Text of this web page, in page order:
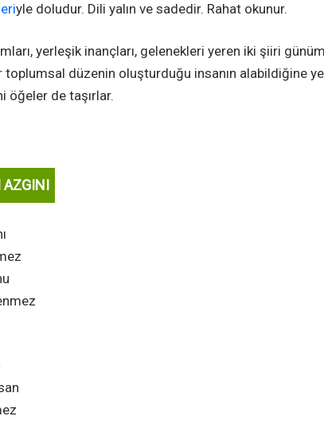
yle doludur. Dili yalın ve sadedir. Rahat okunur.
yerleşik inançları, gelenekleri yeren iki şiiri
toplumsal düzenin oluşturduğu insanın alabildiğine
öğeler de taşırlar.
AZGINI